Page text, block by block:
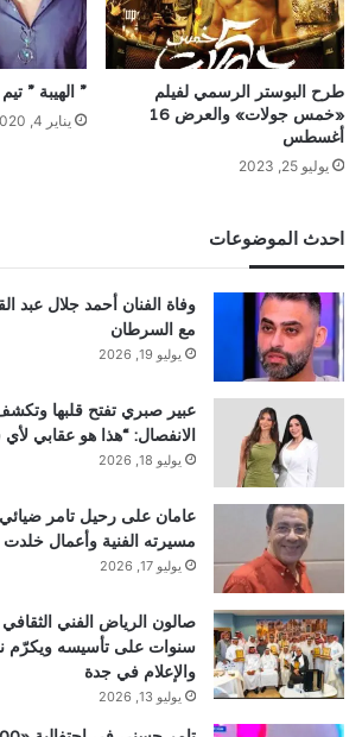
طرح البوستر الرسمي لفيلم
«خمس جولات» والعرض 16
أغسطس
يوليو 25, 2023
” الهيبة ”
يناير 4, 2020
احدث الموضوعات
وفاة الفنان أحمد جلال عبد
مع السرطان
يوليو 19, 2026
عبير صبري تفتح قلبها
الانفصال: “هذا هو عقابي
يوليو 18, 2026
عامان على رحيل تامر
مسيرته الفنية وأعمال
يوليو 17, 2026
سنوات على تأسيسه ويكرّم
والإعلام في جدة
يوليو 13, 2026